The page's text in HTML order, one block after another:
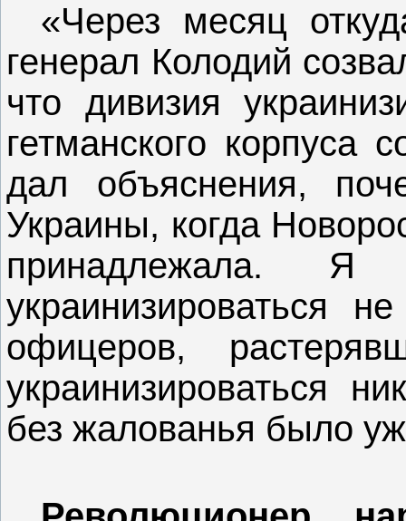
«Через месяц
генерал Колодий
что дивизия
гетманского
дал объяснения,
Украины, когда
принадлежала.
украинизироваться
офицеров,
украинизироваться
без жалованья было